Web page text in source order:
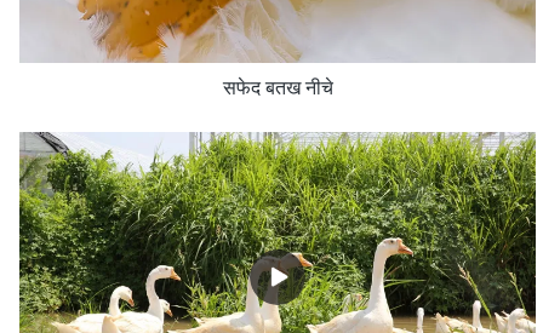
सफेद बतख नीचे